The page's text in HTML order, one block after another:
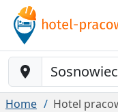
Baustelle-Location
Home Hotel